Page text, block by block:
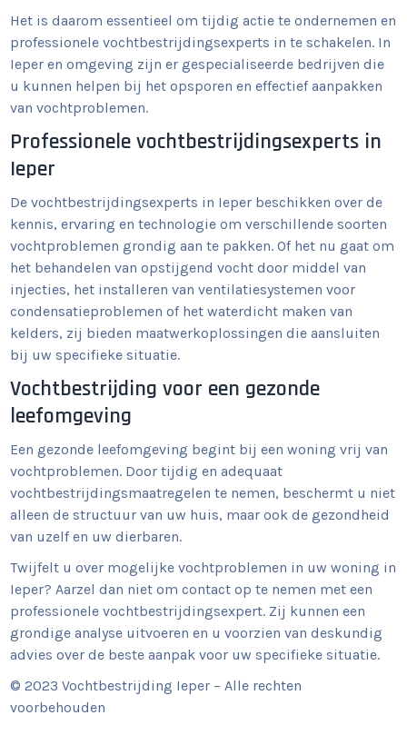
Het is daarom essentieel om tijdig actie te ondernemen en
professionele vochtbestrijdingsexperts in te schakelen. In
Ieper en omgeving zijn er gespecialiseerde bedrijven die
u kunnen helpen bij het opsporen en effectief aanpakken
van vochtproblemen.
Professionele vochtbestrijdingsexperts in
Ieper
De vochtbestrijdingsexperts in Ieper beschikken over de
kennis, ervaring en technologie om verschillende soorten
vochtproblemen grondig aan te pakken. Of het nu gaat om
het behandelen van opstijgend vocht door middel van
injecties, het installeren van ventilatiesystemen voor
condensatieproblemen of het waterdicht maken van
kelders, zij bieden maatwerkoplossingen die aansluiten
bij uw specifieke situatie.
Vochtbestrijding voor een gezonde
leefomgeving
Een gezonde leefomgeving begint bij een woning vrij van
vochtproblemen. Door tijdig en adequaat
vochtbestrijdingsmaatregelen te nemen, beschermt u niet
alleen de structuur van uw huis, maar ook de gezondheid
van uzelf en uw dierbaren.
Twijfelt u over mogelijke vochtproblemen in uw woning in
Ieper? Aarzel dan niet om contact op te nemen met een
professionele vochtbestrijdingsexpert. Zij kunnen een
grondige analyse uitvoeren en u voorzien van deskundig
advies over de beste aanpak voor uw specifieke situatie.
© 2023 Vochtbestrijding Ieper – Alle rechten
voorbehouden